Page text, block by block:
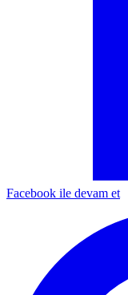
Facebook ile devam et